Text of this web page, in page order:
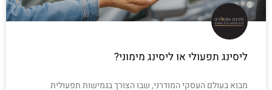
ליסינג תפעולי או ליסינג מימוני?
מבוא בעולם העסקי המודרני, שבו הצורך בגמישות תפעולית